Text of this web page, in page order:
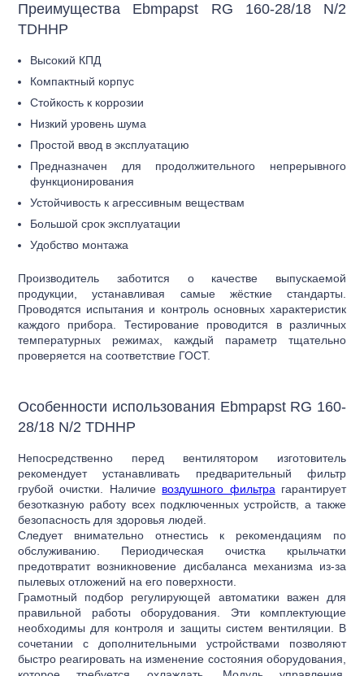
Преимущества Ebmpapst RG 160-28/18 N/2
TDHHP
Высокий КПД
Компактный корпус
Стойкость к коррозии
Низкий уровень шума
Простой ввод в эксплуатацию
Предназначен для продолжительного непрерывного
функционирования
Устойчивость к агрессивным веществам
Большой срок эксплуатации
Удобство монтажа
Производитель заботится о качестве выпускаемой
продукции, устанавливая самые жёсткие стандарты.
Проводятся испытания и контроль основных характеристик
каждого прибора. Тестирование проводится в различных
температурных режимах, каждый параметр тщательно
проверяется на соответствие ГОСТ.
Особенности использования Ebmpapst RG 160-
28/18 N/2 TDHHP
Непосредственно перед вентилятором изготовитель
рекомендует устанавливать предварительный фильтр
грубой очистки. Наличие воздушного фильтра гарантирует
безотказную работу всех подключенных устройств, а также
безопасность для здоровья людей.
Следует внимательно отнестись к рекомендациям по
обслуживанию. Периодическая очистка крыльчатки
предотвратит возникновение дисбаланса механизма из-за
пылевых отложений на его поверхности.
Грамотный подбор регулирующей автоматики важен для
правильной работы оборудования. Эти комплектующие
необходимы для контроля и защиты систем вентиляции. В
сочетании с дополнительными устройствами позволяют
быстро реагировать на изменение состояния оборудования,